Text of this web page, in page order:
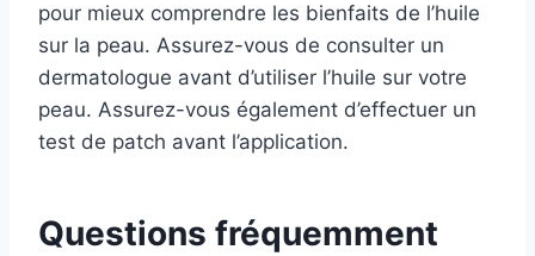
pour mieux comprendre les bienfaits de l’huile
sur la peau. Assurez-vous de consulter un
dermatologue avant d’utiliser l’huile sur votre
peau. Assurez-vous également d’effectuer un
test de patch avant l’application.
Questions fréquemment